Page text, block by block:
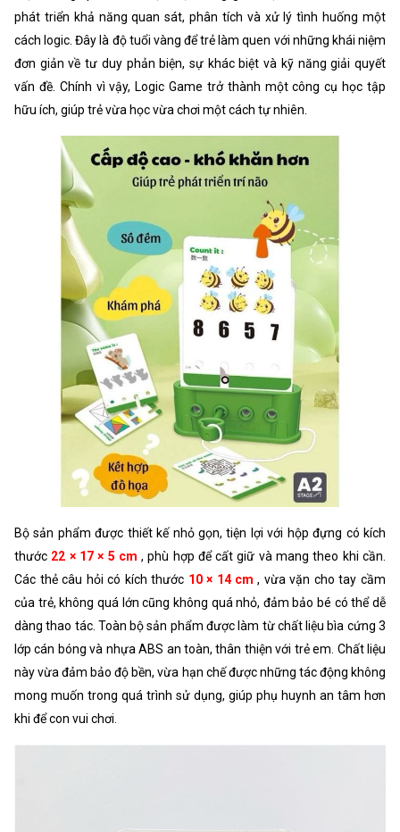
phát triển khả năng quan sát, phân tích và xử lý tình huống một
cách logic. Đây là độ tuổi vàng để trẻ làm quen với những khái niệm
đơn giản về tư duy phản biện, sự khác biệt và kỹ năng giải quyết
vấn đề. Chính vì vậy, Logic Game trở thành một công cụ học tập
hữu ích, giúp trẻ vừa học vừa chơi một cách tự nhiên.
Bộ sản phẩm được thiết kế nhỏ gọn, tiện lợi với hộp đựng có kích
thước 22 × 17 × 5 cm , phù hợp để cất giữ và mang theo khi cần.
Các thẻ câu hỏi có kích thước 10 × 14 cm , vừa vặn cho tay cầm
của trẻ, không quá lớn cũng không quá nhỏ, đảm bảo bé có thể dễ
dàng thao tác. Toàn bộ sản phẩm được làm từ chất liệu bìa cứng 3
lớp cán bóng và nhựa ABS an toàn, thân thiện với trẻ em. Chất liệu
này vừa đảm bảo độ bền, vừa hạn chế được những tác động không
mong muốn trong quá trình sử dụng, giúp phụ huynh an tâm hơn
khi để con vui chơi.